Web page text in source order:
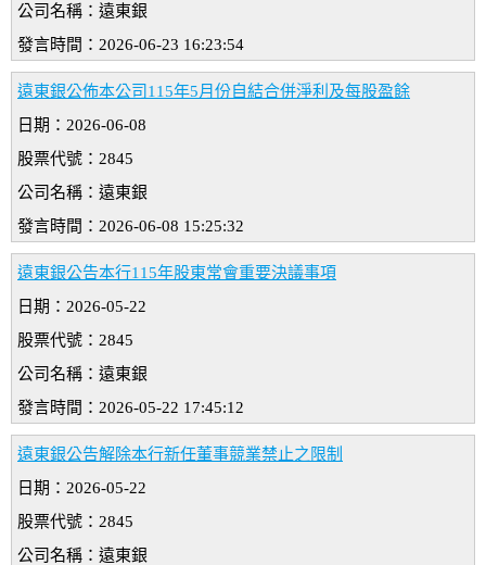
公司名稱：遠東銀
發言時間：2026-06-23 16:23:54
遠東銀公佈本公司115年5月份自結合併淨利及每股盈餘
日期：2026-06-08
股票代號：2845
公司名稱：遠東銀
發言時間：2026-06-08 15:25:32
遠東銀公告本行115年股東常會重要決議事項
日期：2026-05-22
股票代號：2845
公司名稱：遠東銀
發言時間：2026-05-22 17:45:12
遠東銀公告解除本行新任董事競業禁止之限制
日期：2026-05-22
股票代號：2845
公司名稱：遠東銀